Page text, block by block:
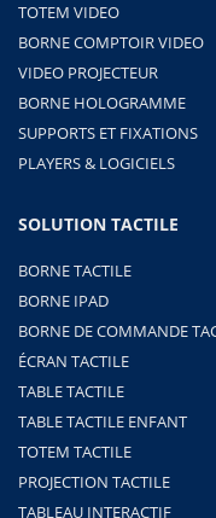
TOTEM VIDEO
BORNE COMPTOIR VIDEO
VIDEO PROJECTEUR
BORNE HOLOGRAMME
SUPPORTS ET FIXATIONS
PLAYERS & LOGICIELS
SOLUTION TACTILE
BORNE TACTILE
BORNE IPAD
BORNE DE COMMANDE
ÉCRAN TACTILE
TABLE TACTILE
TABLE TACTILE ENFANT
TOTEM TACTILE
PROJECTION TACTILE
TABLEAU INTERACTIF